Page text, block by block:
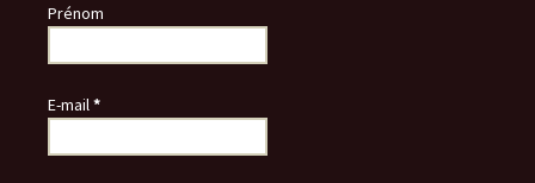
Prénom
E-mail*